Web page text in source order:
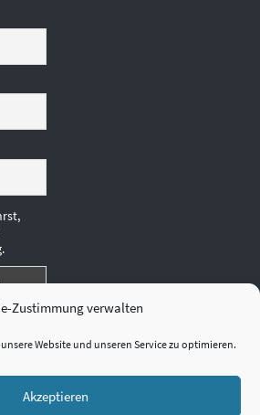
Zustimmung verwalten
Website und unseren Service zu optimieren.
Akzeptieren